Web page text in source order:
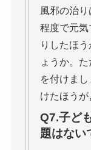
風邪の治
程度で元
りしたほ
ょうか。
を付けま
けたほうが
Q7.子ど
題はない